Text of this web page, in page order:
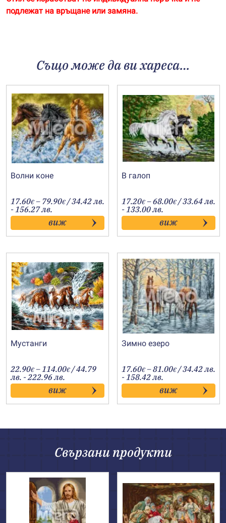
подлежат на връщане или замяна.
Също може да ви хареса…
Волни коне
17.60€ – 79.90€Price
range:
17.60€
through
79.90€
/ 34.42 лв.
- 156.27 лв.
виж
В галоп
17.20€ –68.00€Price
range:
17.20€
through
68.00€
/ 33.64 лв.
- 133.00 лв.
виж
Мустанги
22.90€ –114.00€Price
range:
22.90€
through
114.00€
/ 44.79
лв. - 222.96 лв.
виж
Зимно езеро
17.60€ –81.00€Price
range:
17.60€
through
81.00€
/ 34.42 лв.
- 158.42 лв.
виж
Свързани продукти